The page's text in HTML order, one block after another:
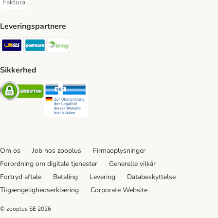
Faktura
Faktura Payment Method
Leveringspartnere
GLS Shipping Method
Postnord Shipping Method
Sikkerhed
Security
Om os Job hos zooplus
Firmaoplysninger
Forordning om digitale tjenester
Generelle vilkår
Fortryd aftale
Betaling Levering
Databeskyttelse
Tilgængelighedserklæring
Corporate Website
© zooplus SE 2026